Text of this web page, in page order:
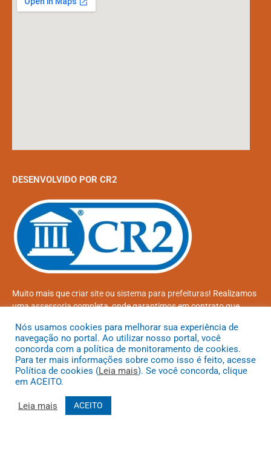
DESENVOLVIDO POR CR2
Muito mais quecriar siteou sistema para prefeituras! Realizamos
umaassessoriacompleta, onde garantimos em contrato que
atendidas.
Conheça oPNTPe oRadar da Transparência Pública
Todos os direitos reservados a Prefeitura Municipal de Coroatá
Nós usamos cookies para melhorar sua experiência de
navegação no portal. Ao utilizar nosso portal, você
concorda com a política de monitoramento de cookies.
Para ter mais informações sobre como isso é feito, acesse
Política de cookies (Leia mais). Se você concorda, clique
em ACEITO.
Leia mais ACEITO